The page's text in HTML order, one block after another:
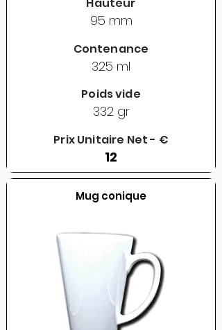
Hauteur
95 mm
Contenance
325 ml
Poids vide
332 gr
Prix Unitaire Net - €
12
Mug conique